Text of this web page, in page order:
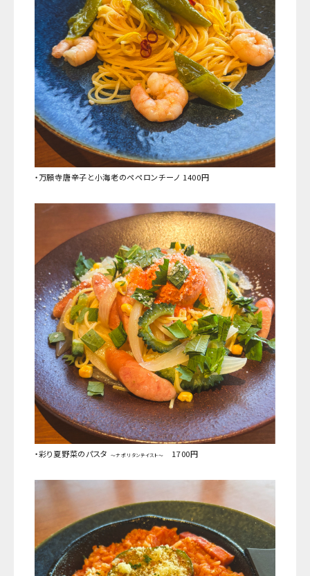
・万願寺唐辛子と小海老のペペロンチーノ 1400円
・彩り夏野菜のパスタ ～ナポリタンテイスト～ 1700円